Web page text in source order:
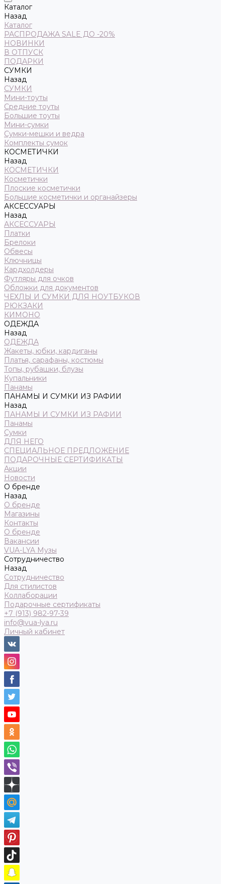
Каталог
Назад
Каталог
РАСПРОДАЖА SALE ДО -20%
НОВИНКИ
В ОТПУСК
ПОДАРКИ
СУМКИ
Назад
СУМКИ
Мини-тоуты
Средние тоуты
Большие тоуты
Мини-сумки
Сумки-мешки и ведра
Комплекты сумок
КОСМЕТИЧКИ
Назад
КОСМЕТИЧКИ
Косметички
Плоские косметички
Большие косметички и органайзеры
АКСЕССУАРЫ
Назад
АКСЕССУАРЫ
Платки
Брелоки
Обвесы
Ключницы
Кардхолдеры
Футляры для очков
Обложки для документов
ЧЕХЛЫ И СУМКИ ДЛЯ НОУТБУКОВ
РЮКЗАКИ
КИМОНО
ОДЕЖДА
Назад
ОДЕЖДА
Жакеты, юбки, кардиганы
Платья, сарафаны, костюмы
Топы, рубашки, блузы
Купальники
Панамы
ПАНАМЫ И СУМКИ ИЗ РАФИИ
Назад
ПАНАМЫ И СУМКИ ИЗ РАФИИ
Панамы
Сумки
ДЛЯ НЕГО
СПЕЦИАЛЬНОЕ ПРЕДЛОЖЕНИЕ
ПОДАРОЧНЫЕ СЕРТИФИКАТЫ
Акции
Новости
О бренде
Назад
О бренде
Магазины
Контакты
О бренде
Вакансии
VUA-LYA Музы
Сотрудничество
Назад
Сотрудничество
Для стилистов
Коллаборации
Подарочные сертификаты
+7 (913) 982-97-39
info@vua-lya.ru
Личный кабинет